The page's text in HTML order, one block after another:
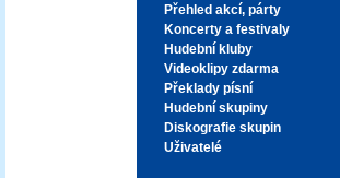
Přehled akcí, párty
Koncerty a festivaly
Hudební kluby
Videoklipy zdarma
Překlady písní
Hudební skupiny
Diskografie skupin
Uživatelé